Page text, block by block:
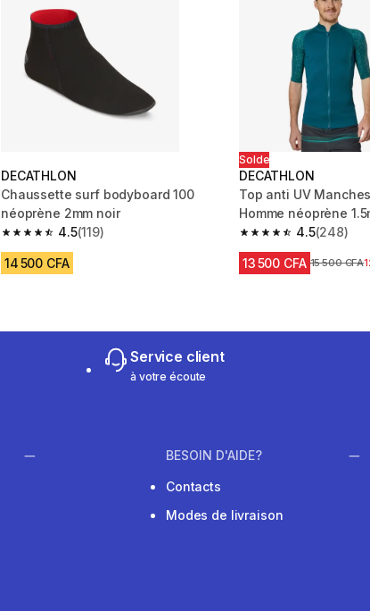
DECATHLON
Chaussette surf bodyboard 100
néoprène 2mm noir
4.5
4.5 out of 5 stars from 119 reviews
(119)
14 500 CFA
Solde
DECATHLON
Top anti UV
Homme néoprène
4.5
4.5 out of 5 stars
(248)
13 500 CFA Prix avant
15 500 CFA
Service client
à votre écoute
BESOIN D'AIDE?
Contacts
Modes de livraison